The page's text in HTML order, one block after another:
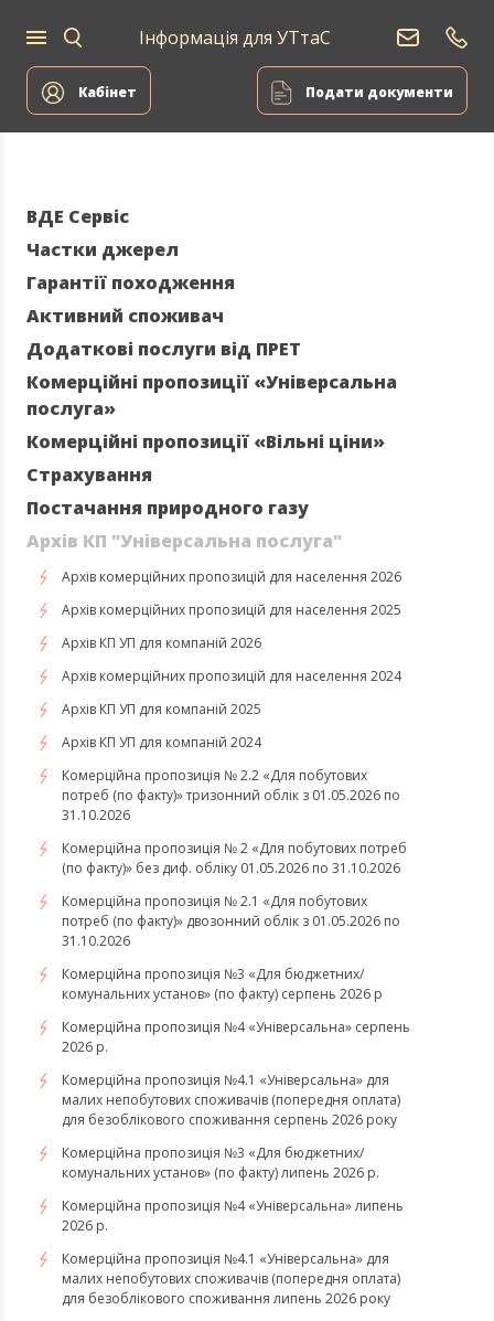
Кабінет Подати документи
Інформація для УТтаС
дому
компаній
Постачання
природного
газу
ВДЕ Сервіс
Частки джерел
Гарантії походження
Активний споживач
Додаткові послуги від ПРЕТ
Комерційні пропозиції «Універсальна
послуга»
Комерційні пропозиції «Вільні ціни»
Страхування
Постачання природного газу
Архів КП "Універсальна послуга"
Архів комерційних пропозицій для населення 2026
Архів комерційних пропозицій для населення 2025
Архів КП УП для компаній 2026
Архів комерційних пропозицій для населення 2024
Архів КП УП для компаній 2025
Архів КП УП для компаній 2024
Комерційна пропозиція № 2.2 «Для побутових
потреб (по факту)» тризонний облік з 01.05.2026 по
31.10.2026
Комерційна пропозиція № 2 «Для побутових потреб
(по факту)» без диф. обліку 01.05.2026 по 31.10.2026
Комерційна пропозиція № 2.1 «Для побутових
потреб (по факту)» двозонний облік з 01.05.2026 по
31.10.2026
Комерційна пропозиція №3 «Для бюджетних/
комунальних установ» (по факту) серпень 2026 р
Комерційна пропозиція №4 «Універсальна» серпень
2026 р.
Комерційна пропозиція №4.1 «Універсальна» для
малих непобутових споживачів (попередня оплата)
для безоблікового споживання серпень 2026 року
Комерційна пропозиція №3 «Для бюджетних/
комунальних установ» (по факту) липень 2026 р.
Комерційна пропозиція №4 «Універсальна» липень
2026 р.
Комерційна пропозиція №4.1 «Універсальна» для
малих непобутових споживачів (попередня оплата)
для безоблікового споживання липень 2026 року